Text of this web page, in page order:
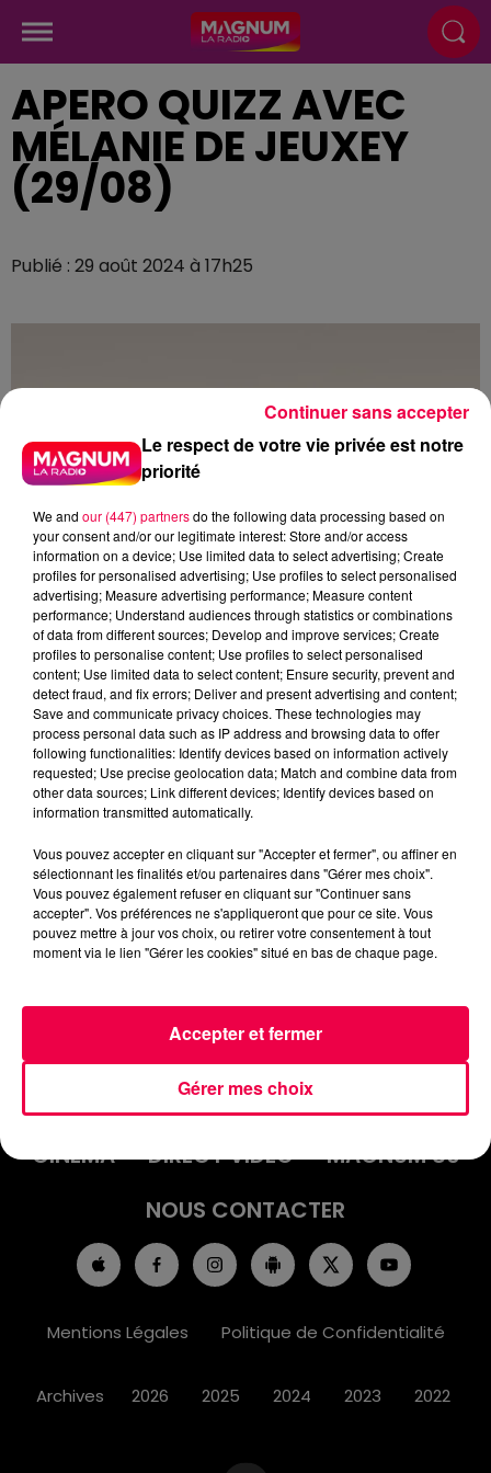
APERO QUIZZ AVEC
MÉLANIE DE JEUXEY
(29/08)
Publié : 29 août 2024 à 17h25
podcasts/2024/08/20240829-APERO-QUIZZ.mp3
INFOS
EMISSIONS
JEUX
PODCASTS
CINÉMA
DIRECT VIDÉO
MAGNUM 80
NOUS CONTACTER
Mentions Légales Politique de Confidentialité
Archives 2026 2025 2024 2023 2022
Le respect de votre vie privée est notre
priorité
We and our (447) partnersdo the following data processing based on
your consent and/or our legitimate interest: Store and/or access
information on a device; Use limited data to select advertising; Create
profiles for personalised advertising; Use profiles to select personalised
advertising; Measure advertising performance; Measure content
performance; Understand audiences through statistics or combinations
of data from different sources; Develop and improve services; Create
profiles to personalise content; Use profiles to select personalised
content; Use limited data to select content; Ensure security, prevent and
detect fraud, and fix errors; Deliver and present advertising and content;
Save and communicate privacy choices. These technologies may
process personal data such as IP address and browsing data to offer
following functionalities: Identify devices based on information actively
requested; Use precise geolocation data; Match and combine data from
other data sources; Link different devices; Identify devices based on
information transmitted automatically.
Vous pouvez accepter en cliquant sur "Accepter et fermer", ou affiner en
sélectionnant les finalités et/ou partenaires dans "Gérer mes choix".
Vous pouvez également refuser en cliquant sur "Continuer sans
accepter". Vos préférences ne s'appliqueront que pour ce site. Vous
pouvez mettre à jour vos choix, ou retirer votre consentement à tout
moment via le lien "Gérer les cookies" situé en bas de chaque page.
Gérer mes choix
Accepter et fermer
Continuer sans accepter